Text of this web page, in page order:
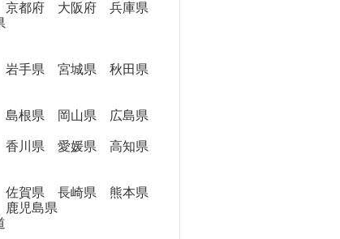
京都府 大阪府 兵庫県
手県 宮城県 秋田県
島根県 岡山県 広島県
川県 愛媛県 高知県
佐賀県 長崎県 熊本県
児島県